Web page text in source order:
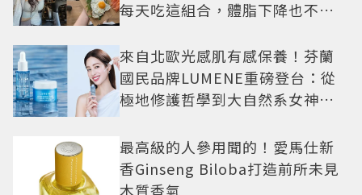
每天吃這組合，體脂下降也不怕
來自北歐光感肌有感保養！芬蘭
國民品牌LUMENE重磅登台：從
極地修護哲學到大自然系女神莫
最高級的人參用聞的！愛馬仕新
香Ginseng Biloba打造前所未見
木質香氣